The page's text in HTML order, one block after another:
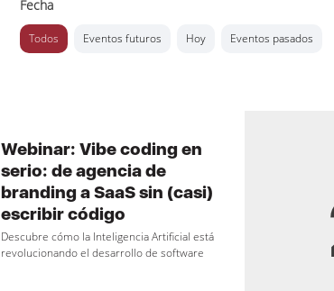
Fecha
Todos Eventos futuros Hoy Eventos pasados
Webinar: Vibe coding en
serio: de agencia de
branding a SaaS sin (casi)
escribir código
Descubre cómo la Inteligencia Artificial está
revolucionando el desarrollo de software